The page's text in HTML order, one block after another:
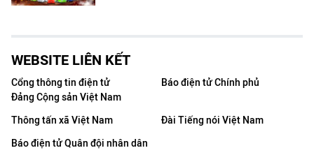
WEBSITE LIÊN KẾT
Cổng thông tin điện tử
Đảng Cộng sản Việt Nam
Báo điện tử Chính phủ
Thông tấn xã Việt Nam
Đài Tiếng nói Việt Nam
Báo điện tử Quân đội nhân dân